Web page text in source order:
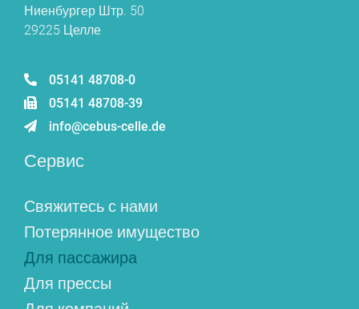
Ниенбургер Штр. 50
29225 Целле
05141 48708-0
05141 48708-39
info@cebus-celle.de
Сервис
Свяжитесь с нами
Потерянное имущество
Для пассажира
Для прессы